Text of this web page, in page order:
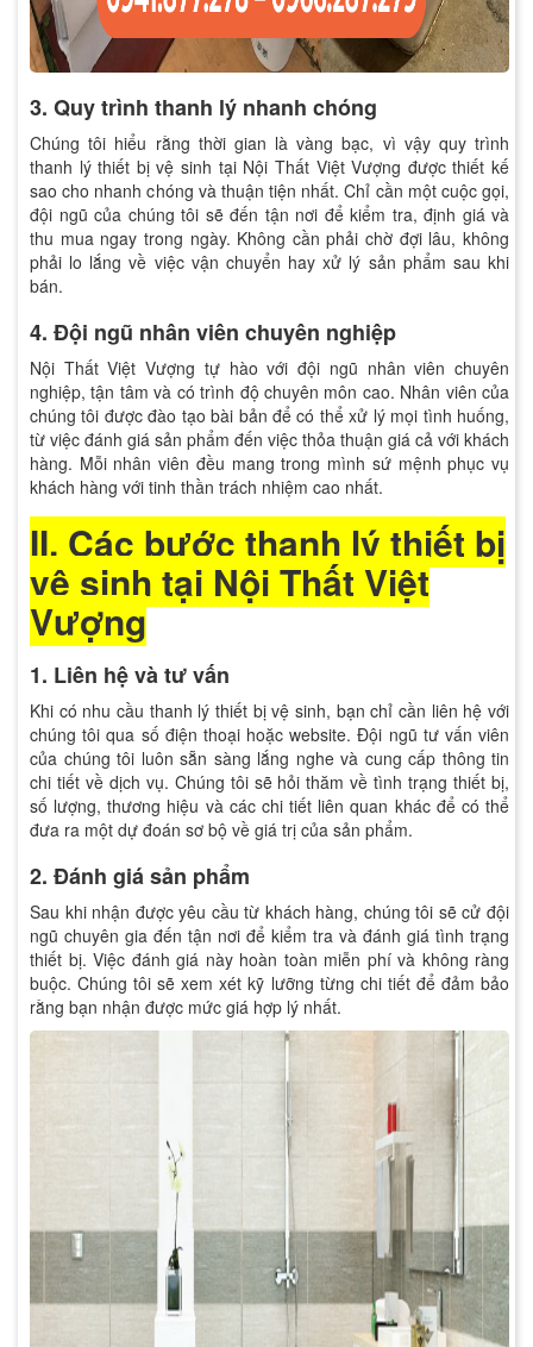
3. Quy trình thanh lý nhanh chóng
Chúng tôi hiểu rằng thời gian là vàng bạc, vì vậy quy trình
thanh lý thiết bị vệ sinh tại Nội Thất Việt Vượng được thiết kế
sao cho nhanh chóng và thuận tiện nhất. Chỉ cần một cuộc gọi,
đội ngũ của chúng tôi sẽ đến tận nơi để kiểm tra, định giá và
thu mua ngay trong ngày. Không cần phải chờ đợi lâu, không
phải lo lắng về việc vận chuyển hay xử lý sản phẩm sau khi
bán.
4. Đội ngũ nhân viên chuyên nghiệp
Nội Thất Việt Vượng tự hào với đội ngũ nhân viên chuyên
nghiệp, tận tâm và có trình độ chuyên môn cao. Nhân viên của
chúng tôi được đào tạo bài bản để có thể xử lý mọi tình huống,
từ việc đánh giá sản phẩm đến việc thỏa thuận giá cả với khách
hàng. Mỗi nhân viên đều mang trong mình sứ mệnh phục vụ
khách hàng với tinh thần trách nhiệm cao nhất.
II. Các bước thanh lý thiết bị
vệ sinh tại Nội Thất Việt
Vượng
1. Liên hệ và tư vấn
Khi có nhu cầu thanh lý thiết bị vệ sinh, bạn chỉ cần liên hệ với
chúng tôi qua số điện thoại hoặc website. Đội ngũ tư vấn viên
của chúng tôi luôn sẵn sàng lắng nghe và cung cấp thông tin
chi tiết về dịch vụ. Chúng tôi sẽ hỏi thăm về tình trạng thiết bị,
số lượng, thương hiệu và các chi tiết liên quan khác để có thể
đưa ra một dự đoán sơ bộ về giá trị của sản phẩm.
2. Đánh giá sản phẩm
Sau khi nhận được yêu cầu từ khách hàng, chúng tôi sẽ cử đội
ngũ chuyên gia đến tận nơi để kiểm tra và đánh giá tình trạng
thiết bị. Việc đánh giá này hoàn toàn miễn phí và không ràng
buộc. Chúng tôi sẽ xem xét kỹ lưỡng từng chi tiết để đảm bảo
rằng bạn nhận được mức giá hợp lý nhất.